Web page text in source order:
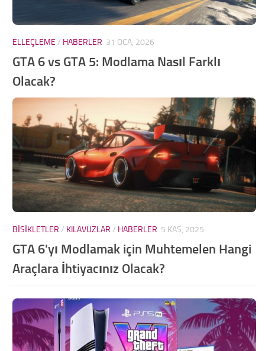
ELLEÇLEME / HABERLER 31 OCA, 2026
GTA 6 vs GTA 5: Modlama Nasıl Farklı
Olacak?
BISIKLETLER / KILAVUZLAR / HABERLER 5 KAS, 2025
GTA 6'yı Modlamak için Muhtemelen Hangi
Araçlara İhtiyacınız Olacak?